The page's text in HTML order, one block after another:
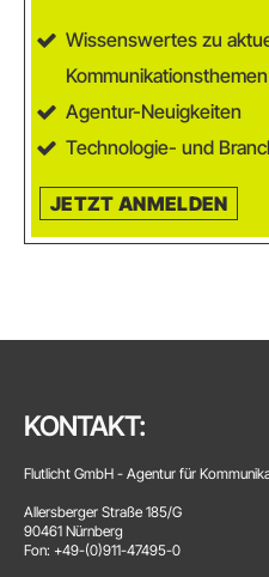
Wissenswertes zu
Kommunikationsthemen
Agentur-Neuigkeiten
Technologie- und
JETZT ANMELDEN
KONTAKT:
Flutlicht GmbH - Agentur für
Allersberger Straße 185/G
90461 Nürnberg
Fon: +49-(0)911-47495-0